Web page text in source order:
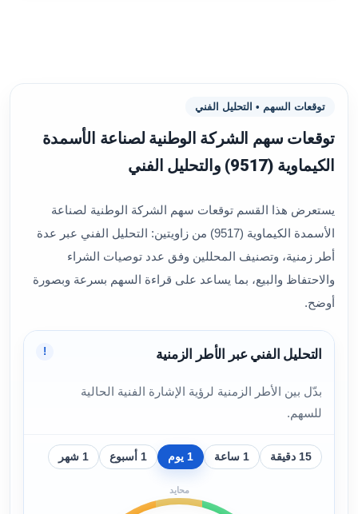
توقعات السهم • التحليل الفني
توقعات سهم الشركة الوطنية لصناعة الأسمدة
الكيماوية (9517) والتحليل الفني
يستعرض هذا القسم توقعات سهم الشركة الوطنية لصناعة
الأسمدة الكيماوية (9517) من زاويتين: التحليل الفني عبر عدة
أطر زمنية، وتصنيف المحللين وفق عدد توصيات الشراء
والاحتفاظ والبيع، بما يساعد على قراءة السهم بسرعة وبصورة
أوضح.
التحليل الفني عبر الأطر الزمنية
بدّل بين الأطر الزمنية لرؤية الإشارة الفنية الحالية
للسهم.
!
15 دقيقة 1 ساعة 1 يوم 1 أسبوع 1 شهر
محايد